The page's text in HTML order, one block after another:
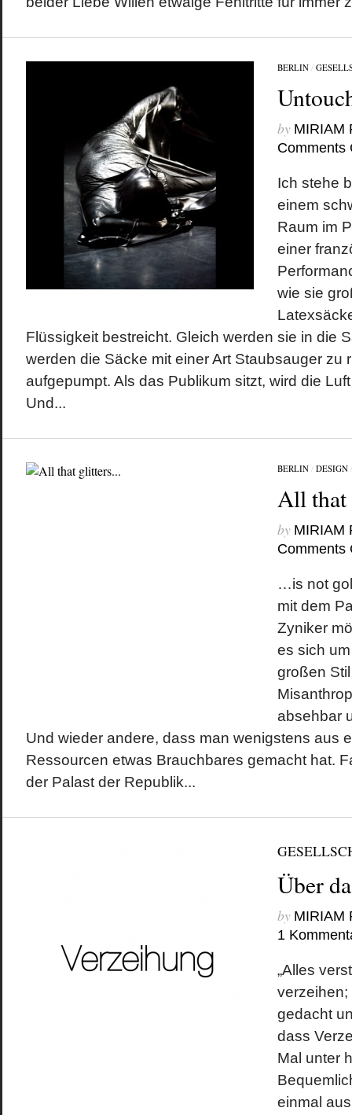
BERLIN/
by MIRIAM
Comments
Ich stehe
einem
Raum im
einer
wie sie
Flüssigkeit bestreicht. Gleich werden sie in die
werden die Säcke mit einer Art Staubsauger zu
aufgepumpt. Als das Publikum sitzt, wird die
Und...
BERLIN/ DESIGN
All
by MIRIAM
Comments
…is not
mit dem
Zyniker
es sich
großen
absehbar
Und wieder andere, dass man wenigstens aus
Ressourcen etwas Brauchbares gemacht hat.
der Palast der Republik...
Über
by MIRIAM
1
„Alles
verzeihen;
gedacht
dass
Mal unter
einmal